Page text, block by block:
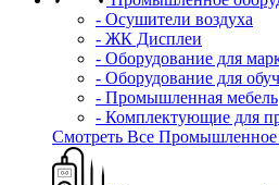
- Осушители воздуха
- ЖК Дисплеи
- Оборудование для
- Оборудование для
- Промышленная мебель
- Комплектующие для
Смотреть Все Промышленное